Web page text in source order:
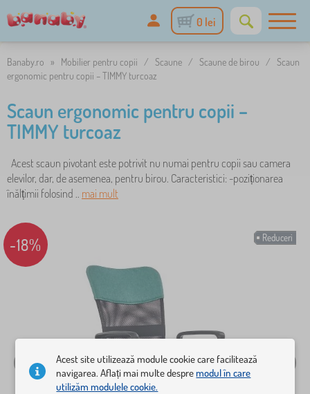
0 lei
Banaby.ro » Mobilier pentru copii / Scaune / Scaune de birou / Scaun
ergonomic pentru copii – TIMMY turcoaz
Scaun ergonomic pentru copii –
TIMMY turcoaz
Acest scaun pivotant este potrivit nu numai pentru copii sau camera
elevilor, dar, de asemenea, pentru birou. Caracteristici: -poziționarea
înălțimii folosind .. mai mult
Reduceri
-18%
Acest site utilizează module cookie care facilitează
navigarea. Aflați mai multe despremodul în care
utilizăm modulele cookie.